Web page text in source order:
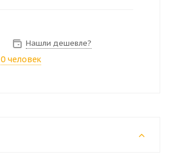
Нашли дешевле?
0 человек